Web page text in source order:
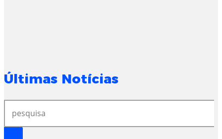
Últimas Notícias